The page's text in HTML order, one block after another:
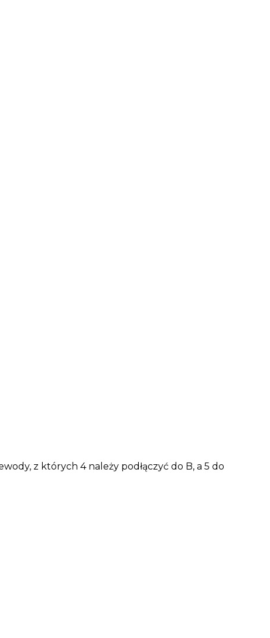
z których 4 należy podłączyć do B, a 5 do